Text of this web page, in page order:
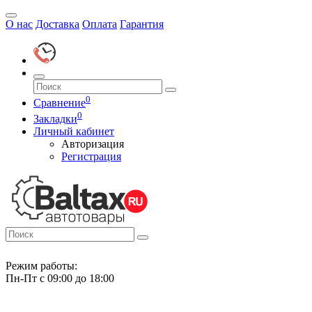
О нас Доставка Оплата Гарантия
Сравнение0
Закладки0
Личный кабинет
Авторизация
Регистрация
Режим работы:
Пн-Пт с 09:00 до 18:00